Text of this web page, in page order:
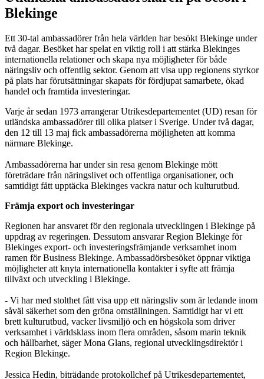
Blekinge
Ett 30-tal ambassadörer från hela världen har besökt Blekinge under
två dagar. Besöket har spelat en viktig roll i att stärka Blekinges
internationella relationer och skapa nya möjligheter för både
näringsliv och offentlig sektor. Genom att visa upp regionens styrkor
på plats har förutsättningar skapats för fördjupat samarbete, ökad
handel och framtida investeringar.
Varje år sedan 1973 arrangerar Utrikesdepartementet (UD) resan för
utländska ambassadörer till olika platser i Sverige. Under två dagar,
den 12 till 13 maj fick ambassadörerna möjligheten att komma
närmare Blekinge.
Ambassadörerna har under sin resa genom Blekinge mött
företrädare från näringslivet och offentliga organisationer, och
samtidigt fått upptäcka Blekinges vackra natur och kulturutbud.
Främja export och investeringar
Regionen har ansvaret för den regionala utvecklingen i Blekinge på
uppdrag av regeringen. Dessutom ansvarar Region Blekinge för
Blekinges export- och investeringsfrämjande verksamhet inom
ramen för Business Blekinge. Ambassadörsbesöket öppnar viktiga
möjligheter att knyta internationella kontakter i syfte att främja
tillväxt och utveckling i Blekinge.
- Vi har med stolthet fått visa upp ett näringsliv som är ledande inom
såväl säkerhet som den gröna omställningen. Samtidigt har vi ett
brett kulturutbud, vacker livsmiljö och en högskola som driver
verksamhet i världsklass inom flera områden, såsom marin teknik
och hållbarhet, säger Mona Glans, regional utvecklingsdirektör i
Region Blekinge.
Jessica Hedin, biträdande protokollchef på Utrikesdepartementet,